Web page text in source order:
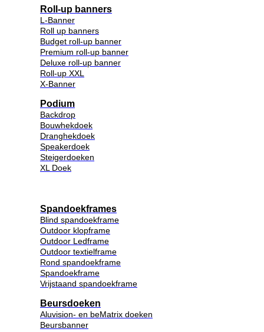
Roll-up banners
L-Banner
Roll up banners
Budget roll-up banner
Premium roll-up banner
Deluxe roll-up banner
Roll-up XXL
X-Banner
Podium
Backdrop
Bouwhekdoek
Dranghekdoek
Speakerdoek
Steigerdoeken
XL Doek
Spandoekframes
Blind spandoekframe
Outdoor klopframe
Outdoor Ledframe
Outdoor textielframe
Rond spandoekframe
Spandoekframe
Vrijstaand spandoekframe
Beursdoeken
Aluvision- en beMatrix doeken
Beursbanner